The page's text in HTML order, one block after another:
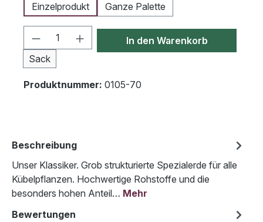
Einzelprodukt
Ganze Palette
Produkt Anzahl: Gib den gewünschten
Sack
In den Warenkorb
Produktnummer: 0105-70
Beschreibung
Unser Klassiker. Grob strukturierte Spezialerde für alle
Kübelpflanzen. Hochwertige Rohstoffe und die
besonders hohen Anteil… Mehr
Bewertungen